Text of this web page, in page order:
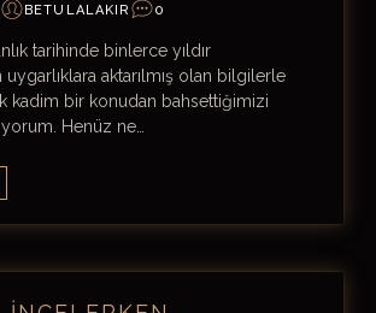
BETULALAKIR 0
tarihinde binlerce yıldır
uygarlıklara aktarılmış olan bilgilerle
kadim bir konudan bahsettiğimizi
Henüz ne…